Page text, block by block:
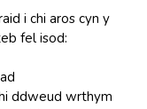
i chi aros cyn y
fel isod:
ddweud wrthym